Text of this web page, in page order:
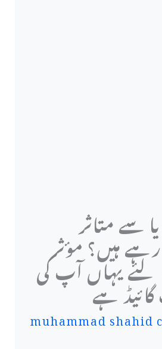
سے متاثر
ہیں؟ مؤثر
یہاں آپ کی
ہے
muhammad shahid